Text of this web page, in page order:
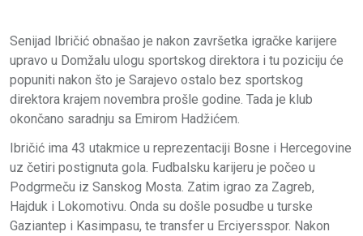
Senijad Ibričić obnašao je nakon završetka igračke karijere
upravo u Domžalu ulogu sportskog direktora i tu poziciju će
popuniti nakon što je Sarajevo ostalo bez sportskog
direktora krajem novembra prošle godine. Tada je klub
okončano saradnju sa Emirom Hadžićem.
Ibričić ima 43 utakmice u reprezentaciji Bosne i Hercegovine
uz četiri postignuta gola. Fudbalsku karijeru je počeo u
Podgrmeču iz Sanskog Mosta. Zatim igrao za Zagreb,
Hajduk i Lokomotivu. Onda su došle posudbe u turske
Gaziantep i Kasimpasu, te transfer u Erciyersspor. Nakon